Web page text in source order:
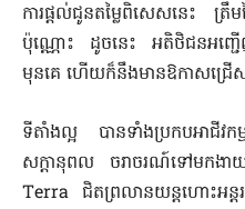
ការផ្តល់ជូនតម្លៃពិសេសនេះ ត្
ប៉ុណ្ណោះ ដូចនេះ អតិថិជនអញ្ជ
មុនគេ ហើយក៏នឹងមានឱកាសជ្រើ
ទីតាំងល្អ បានទាំងប្រកបអាជី
សក្តានុពល ចរាចរណ៍ទៅមកង
Terra ជិតព្រលានយន្តហោះអន្